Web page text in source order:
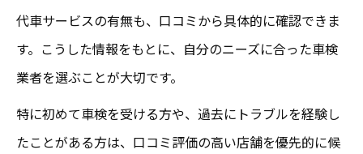
成田市口コミ高評価の車検に注目しよう
車検口コミから知る満足度の高い選び方
満足度が高い車検の選び方を口コミで学ぶ
成田市で評判の良い車検の特徴を解説
口コミが示す車検満足度の高い理由とは
代車サービスの有無も、口コミから具体的に確認できま
す。こうした情報をもとに、自分のニーズに合った車検
業者を選ぶことが大切です。
特に初めて車検を受ける方や、過去にトラブルを経験し
たことがある方は、口コミ評価の高い店舗を優先的に候